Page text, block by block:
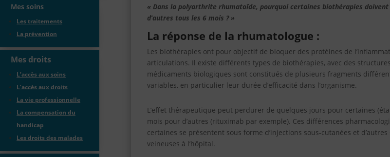
« Dans la polyarthrite rhumatoïde, pourquoi certaines biothérapies
d’autres tous les 6 mois ? »
La réponse de la rhumatologue :
Les biothérapies ont pour objectif de bloquer des protéines de
articulations. Il existe différents types de biothérapies, avec des
médicaments biologiques sont constitués de plusieurs fragments
variables, en particulier leur durée d’efficacité dans l’organisme.
L’effet thérapeutique peut perdurer de quelques jours pour certaines
mois pour d’autres (rituximab par exemple). Ces différences
certaines se présentent sous forme d’injections sous-cutanées et
veineuses à l’hôpital.
Mes soins
Les traitements
La prévention
Mes droits
L’accès aux soins
L’accès aux droits
La vie professionnelle
La compensation du
handicap
Les droits des malades